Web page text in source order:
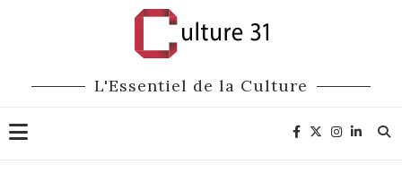
L'Essentiel de la Culture